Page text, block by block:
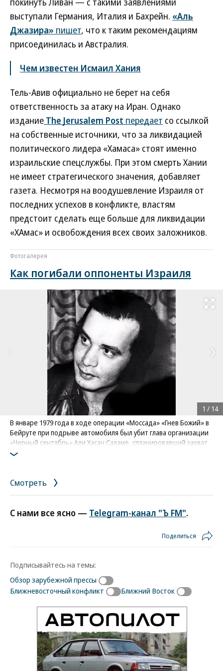
выступали Германия, Италия и Бахрейн. «Аль
Джазира» пишет, что к таким рекомендациям
присоединилась и Австралия.
Чем известен Исмаил Хания
Тель-Авив официально не берет на себя
ответственность за атаку на Иран. Однако
издание The Jerusalem Post передает со ссылкой
на собственные источники, что за ликвидацией
политического лидера «Хамаса» стоят именно
израильские спецслужбы. При этом смерть Хании
не имеет стратегического значения, добавляет
газета. Несмотря на воодушевление Израиля от
последних успехов в конфликте, властям
предстоит сделать еще больше для ликвидации
«ХАмас» и освобождения всех своих заложников.
Фотогалерея
Как погибали оппоненты Израиля
Развернуть
В январе 1979 года в ходе операции «Моссада» «Гнев Божий» в
Бейруте при подрыве автомобиля был убит глава организации
«Черный сентябрь» Али Хасан Саламе, спланировавший захват
израильских спортсменов на Олимпиаде в Мюнхене в 1972 году
1 / 14
Смотреть
С нами все ясно — Telegram-канал "Ъ FM".
Поделиться
Подписывайтесь на темы:
Обзор зарубежной прессы
Ближневосточный конфликт
Ближний Восток